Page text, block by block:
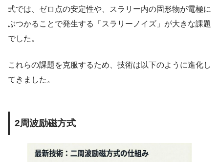
式では、ゼロ点の安定性や、スラリー内の固形物が電極に
ぶつかることで発生する「スラリーノイズ」が大きな課題
でした。
これらの課題を克服するため、技術は以下のように進化し
てきました。
2周波励磁方式